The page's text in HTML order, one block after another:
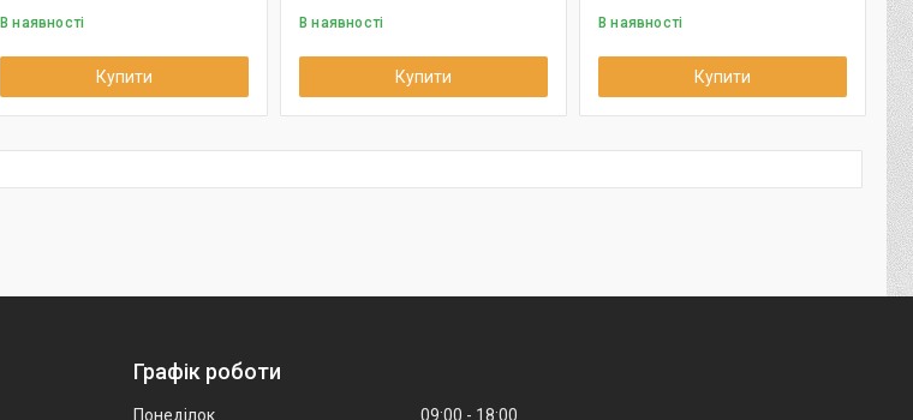
В наявності
Купити
В наявності
Купити
В наявності
Купити
Графік роботи
Понеділок 09:00 18:00